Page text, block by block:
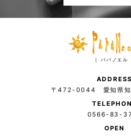
［ パパノエル
ADDRESS
〒472-0044 愛知県知
0566-83-
OPEN